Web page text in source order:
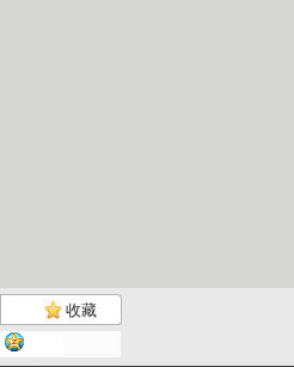
收藏